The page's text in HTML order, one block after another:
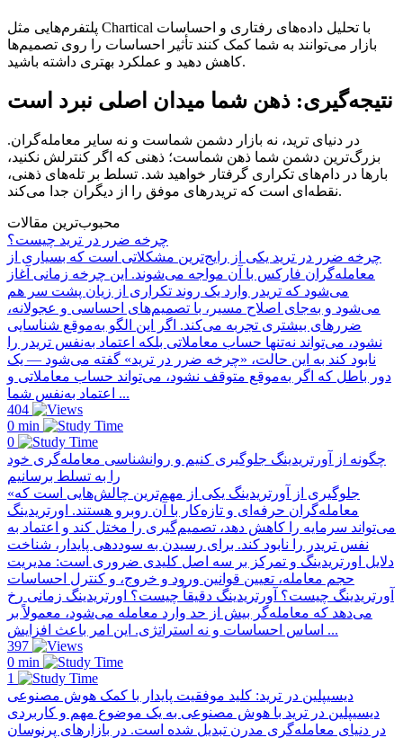
پلتفرم‌هایی مثل Chartical با تحلیل داده‌های رفتاری و احساسات
بازار می‌توانند به شما کمک کنند تأثیر احساسات را روی تصمیم‌ها
کاهش دهید و عملکرد بهتری داشته باشید.
نتیجه‌گیری: ذهن شما میدان اصلی نبرد است
در دنیای ترید، نه بازار دشمن شماست و نه سایر معامله‌گران.
بزرگ‌ترین دشمن شما ذهن شماست؛ ذهنی که اگر کنترلش نکنید،
بارها در دام‌های تکراری گرفتار خواهید شد. تسلط بر تله‌های ذهنی،
نقطه‌ای است که تریدرهای موفق را از دیگران جدا می‌کند.
محبوب‌ترین مقالات
چرخه ضرر در ترید چیست؟
چرخه ضرر در ترید یکی از رایج‌ترین مشکلاتی است که بسیاری از
معامله‌گران فارکس با آن مواجه می‌شوند. این چرخه زمانی آغاز
می‌شود که تریدر وارد یک روند تکراری از زیان پشت سر هم
می‌شود و به‌جای اصلاح مسیر، با تصمیم‌های احساسی و عجولانه،
ضررهای بیشتری تجربه می‌کند. اگر این الگو به‌موقع شناسایی
نشود، می‌تواند نه‌تنها حساب معاملاتی بلکه اعتماد به‌نفس تریدر را
نابود کند به این حالت، «چرخه ضرر در ترید» گفته می‌شود — یک
دور باطل که اگر به‌موقع متوقف نشود، می‌تواند حساب معاملاتی و
اعتماد به‌نفس شما ...
404
0 min
0
چگونه از آورتریدینگ جلوگیری کنیم و روانشناسی معامله‌گری خود
را به تسلط برسانیم
«جلوگیری از آورتریدینگ یکی از مهم‌ترین چالش‌هایی است که
معامله‌گران حرفه‌ای و تازه‌کار با آن روبرو هستند. اورتریدینگ
می‌تواند سرمایه را کاهش دهد، تصمیم‌گیری را مختل کند و اعتماد به
نفس تریدر را نابود کند. برای رسیدن به سوددهی پایدار، شناخت
دلایل اورتریدینگ و تمرکز بر سه اصل کلیدی ضروری است: مدیریت
حجم معامله، تعیین قوانین ورود و خروج، و کنترل احساسات
آورتریدینگ چیست؟ آورتریدینگ دقیقاً چیست؟ اورتریدینگ زمانی رخ
می‌دهد که معامله‌گر بیش از حد وارد معامله می‌شود، معمولاً بر
اساس احساسات و نه استراتژی. این امر باعث افزایش ...
397
0 min
1
دیسیپلین در ترید: کلید موفقیت پایدار با کمک هوش مصنوعی
دیسیپلین در ترید با هوش مصنوعی به یک موضوع مهم و کاربردی
در دنیای معامله‌گری مدرن تبدیل شده است. در بازارهای پرنوسان